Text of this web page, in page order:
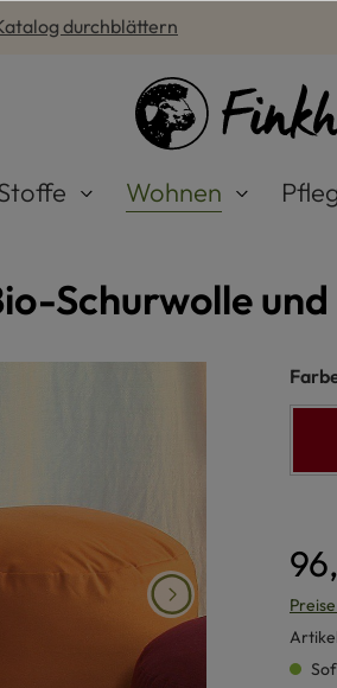
durchblättern
Wohnen
Schurwolle